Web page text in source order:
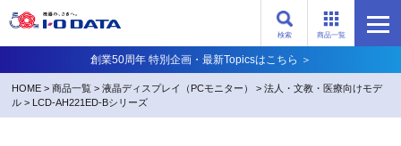
検索 商品一覧
創業50周年 特別企画・最新Topicsはこちら ＞
HOME >商品一覧 >液晶ディスプレイ（PCモニター） >法人・文教・医療向けモデ
ル > LCD-AH221ED-Bシリーズ